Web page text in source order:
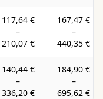
117,64 €
–
210,07 €
167,47 €
–
440,35 €
140,44 €
–
336,20 €
184,90 €
–
695,62 €